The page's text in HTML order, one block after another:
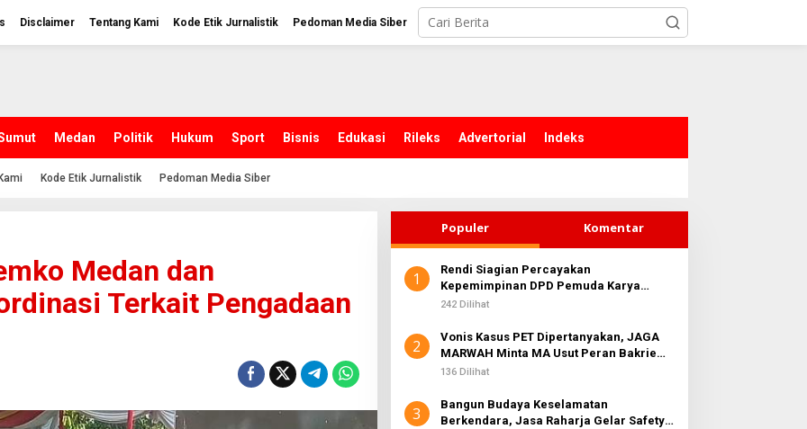
Disclaimer Tentang Kami Kode Etik Jurnalistik Pedoman Media Siber
Medan Politik Hukum Sport Bisnis Edukasi Rileks Advertorial Indeks
Kode Etik Jurnalistik Pedoman Media Siber
Medan dan
Terkait Pengadaan
Populer Komentar
1
Rendi Siagian Percayakan
Kepemimpinan DPD Pemuda Karya
Nasional Kota Medan kepada Josef
242 Dilihat
2
Vonis Kasus PET Dipertanyakan, JAGA
MARWAH Minta MA Usut Peran Bakrie
Group
136 Dilihat
3
Bangun Budaya Keselamatan
Berkendara, Jasa Raharja Gelar Safety